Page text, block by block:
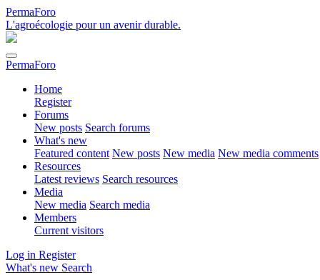
PermaForo
L'agroécologie pour un avenir durable.
PermaForo
Home
Register
Forums
New posts Search forums
What's new
Featured content New posts New media New media comments
Resources
Latest reviews Search resources
Media
New media Search media
Members
Current visitors
Log in Register
What's new Search